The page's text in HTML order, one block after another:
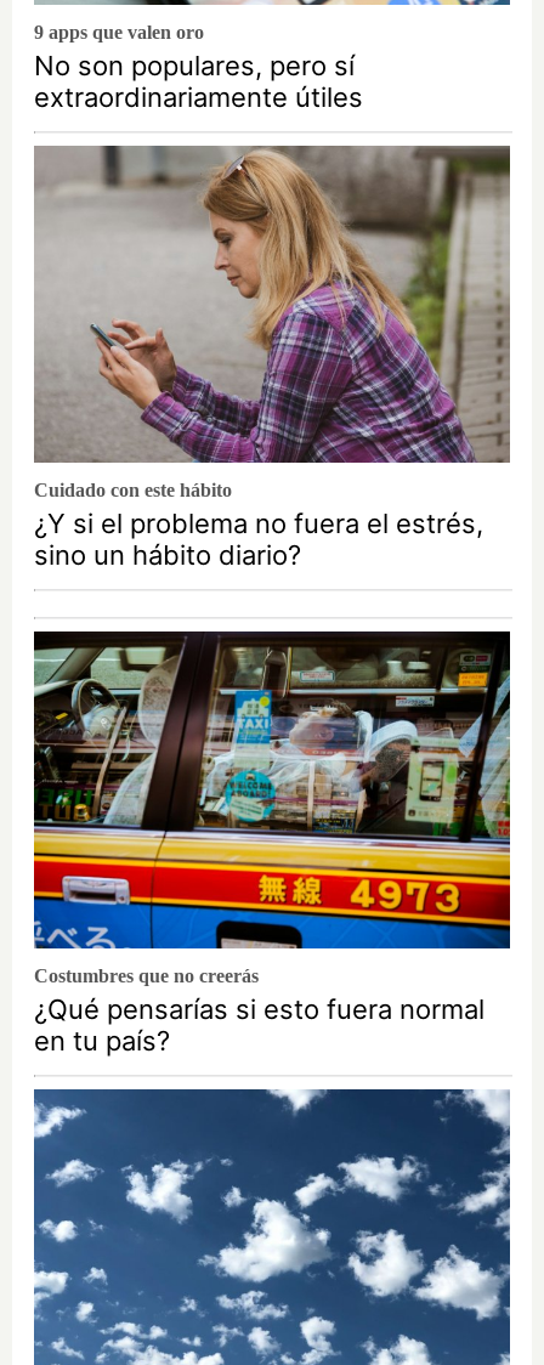
9 apps que valen oro
No son populares, pero sí
extraordinariamente útiles
Cuidado con este hábito
¿Y si el problema no fuera el estrés,
sino un hábito diario?
Costumbres que no creerás
¿Qué pensarías si esto fuera normal
en tu país?